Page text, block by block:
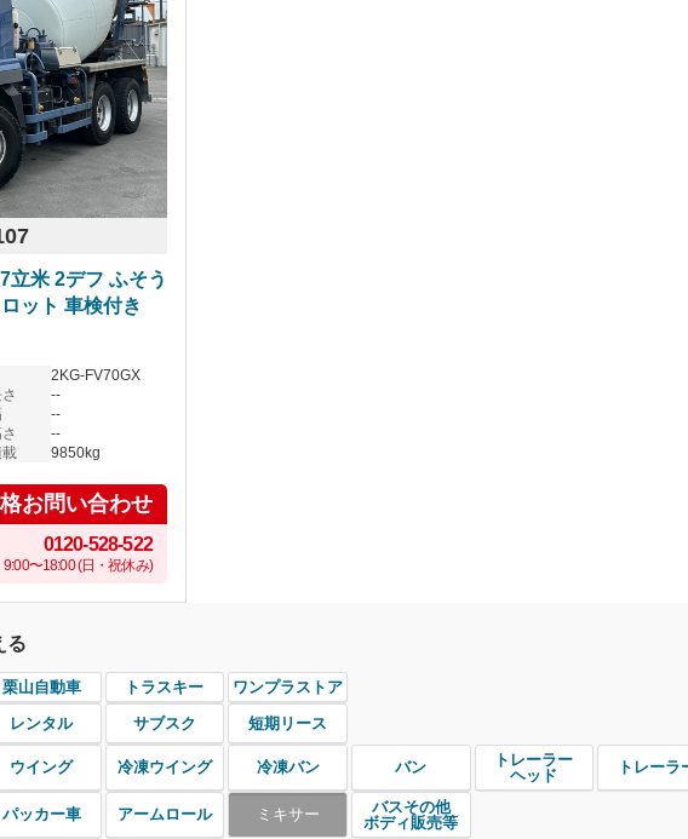
立米 2デフ ふそう
ロット 車検付き
2KG-FV70GX
--
--
--
9850kg
お問い合わせ
0120-528-522
9:00〜18:00 (日・祝休み)
る
栗山自動車 トラスキー
ワンプラストア
レンタル サブスク 短期リース
ウイング 冷凍ウイング 冷凍バン バン
トレーラー
ヘッド
トレーラ
パッカー車 アームロール ミキサー
バスその他
ボディ販売等